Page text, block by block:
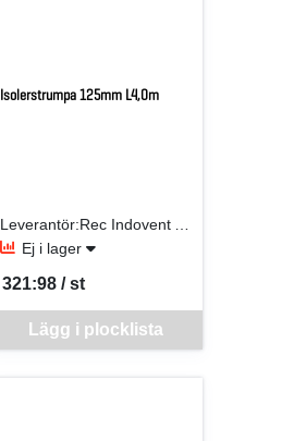
Isolerstrumpa 125mm L4,0m
Ej i lager
Lägg i plocklista
321:98 / st
SEK per ST